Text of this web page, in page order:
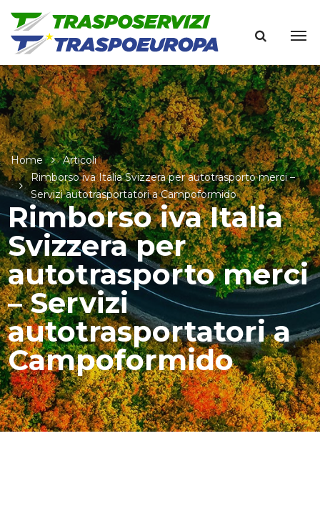
Home
Articoli
Rimborso iva Italia Svizzera per autotrasporto merci –
Servizi autotrasportatori a Campoformido
Rimborso iva Italia
Svizzera per
autotrasporto merci
– Servizi
autotrasportatori a
Campoformido